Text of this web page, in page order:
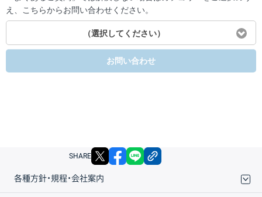
え、こちらからお問い合わせください。
（選択してください）
お問い合わせ
SHARE X facebook
各種方針・規程・会社案内
取引規程・約款
サイトマップ
その他のご案内
個人情報保護方針
最良執行方針
サイトのご利用について
ディスクレイマー
信託保全
リスク説明
会社案内